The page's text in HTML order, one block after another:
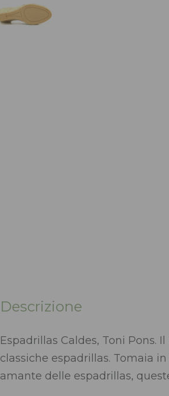
Descrizione
Espadrillas Caldes, Toni Pons.
classiche espadrillas. Tomaia
amante delle espadrillas,